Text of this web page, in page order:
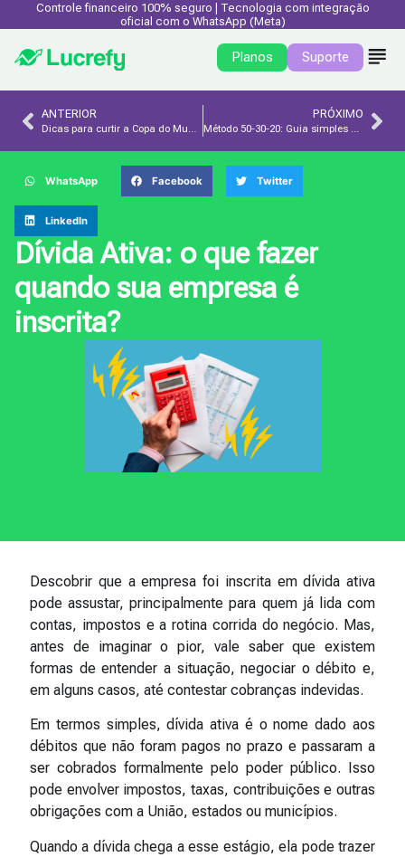
Controle financeiro 100% seguro | Tecnologia com integração
oficial com o WhatsApp (Meta)
Planos Suporte
ANTERIOR
Dicas para curtir a Copa do Mundo sem dívidas
PRÓXIMO
Método 50-30-20: Guia simples para organizar suas finanças
WhatsApp Facebook Twitter
LinkedIn
Dívida Ativa: o que fazer
quando sua empresa é
inscrita?
Descobrir que a empresa foi inscrita em dívida ativa
pode assustar, principalmente para quem já lida com
contas, impostos e a rotina corrida do negócio. Mas,
antes de imaginar o pior, vale saber que existem
formas de entender a situação, negociar o débito e,
em alguns casos, até contestar cobranças indevidas.
Em termos simples, dívida ativa é o nome dado aos
débitos que não foram pagos no prazo e passaram a
ser cobrados formalmente pelo poder público. Isso
pode envolver impostos, taxas, contribuições e outras
obrigações com a União, estados ou municípios.
Quando a dívida chega a esse estágio, ela pode trazer